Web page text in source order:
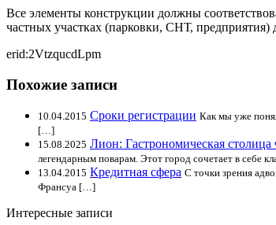
Все элементы конструкции должны
частных участках (парковки, СНТ,
erid:2VtzqucdLpm
Похожие записи
10.04.2015 Сроки регистрации Как мы уже
[…]
15.08.2025 Лион: Гастрономическая
легендарным поварам. Этот город сочетает в себе
13.04.2015 Кредитная сфера С точки зрения
Франсуа […]
Интересные записи